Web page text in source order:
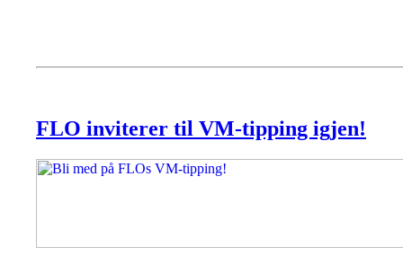
FLO inviterer til VM-tipping igjen!